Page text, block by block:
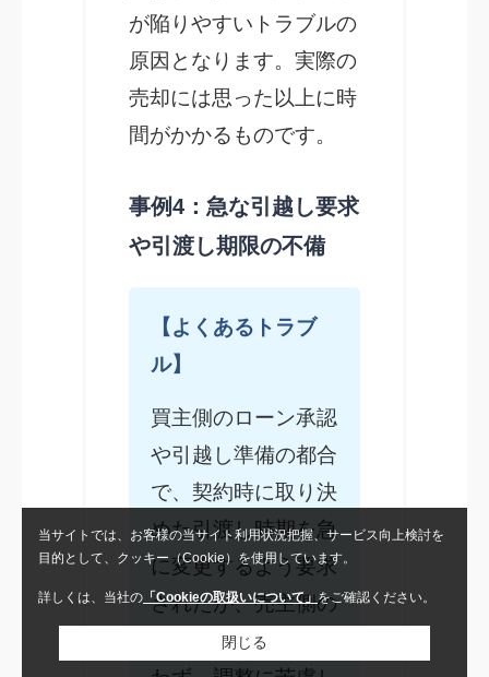
が陥りやすいトラブルの
原因となります。実際の
売却には思った以上に時
間がかかるものです。
事例4：急な引越し要求
や引渡し期限の不備
【よくあるトラブ
ル】
買主側のローン承認
や引越し準備の都合
で、契約時に取り決
めた引渡し時期を急
に変更するよう要求
されたが、売主側の
新居の準備が間に合
当サイトでは、お客様の当サイト利用状況把握、サービス向上検討を
目的として、クッキー（Cookie）を使用しています。
詳しくは、当社の 「Cookieの取扱いについて」 をご確認ください。
閉じる